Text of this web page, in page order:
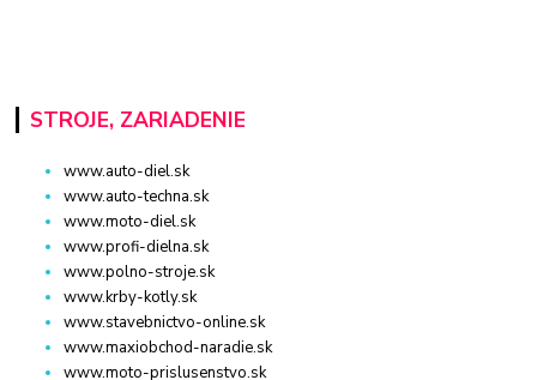
STROJE, ZARIADENIE
www.auto-diel.sk
www.auto-techna.sk
www.moto-diel.sk
www.profi-dielna.sk
www.polno-stroje.sk
www.krby-kotly.sk
www.stavebnictvo-online.sk
www.maxiobchod-naradie.sk
www.moto-prislusenstvo.sk